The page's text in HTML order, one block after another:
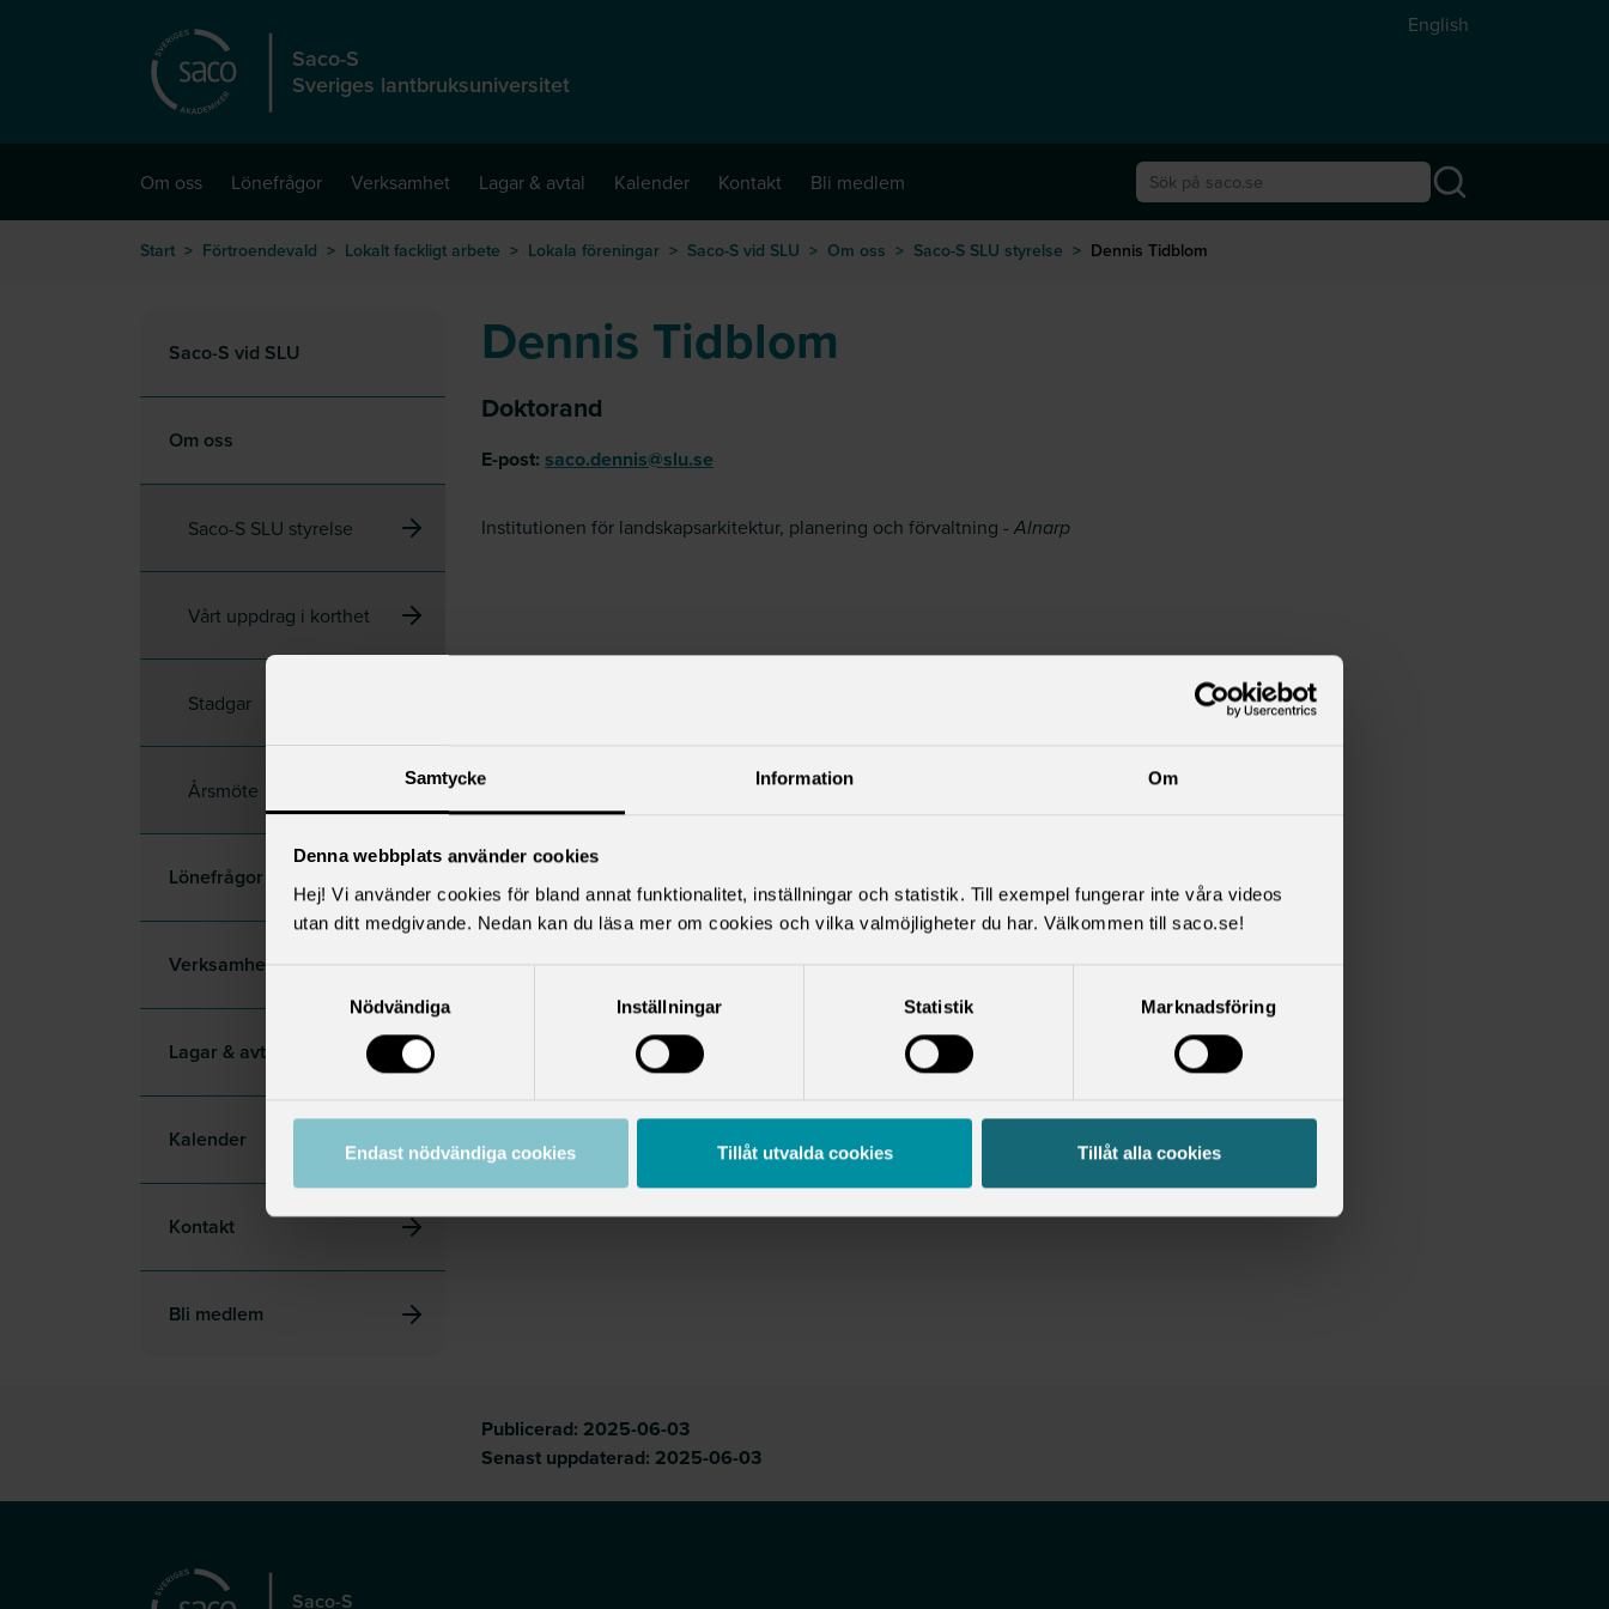
Samtycke Information Om
Denna webbplats använder cookies
Hej! Vi använder cookies för bland annat funktionalitet, inställningar och statistik. Till exempel fungerar inte våra videos
utan ditt medgivande. Nedan kan du läsa mer om cookies och vilka valmöjligheter du har. Välkommen till saco.se!
Nödvändiga
Inställningar Statistik Marknadsföring
Endast nödvändiga cookies Tillåt utvalda cookies Tillåt alla cookies
Saco-S
Sveriges lantbruksuniversitet
English
Om oss Lönefrågor Verksamhet Lagar & avtal Kalender Kontakt
Bli medlem
Start > Förtroendevald > Lokalt fackligt arbete > Lokala föreningar > Saco-S vid SLU > Om oss > Saco-S SLU styrelse > Dennis Tidblom
Saco-S vid SLU
Om oss
Saco-S SLU styrelse
Vårt uppdrag i korthet
Stadgar
Årsmöte
Lönefrågor
Verksamhet
Lagar & avtal
Kalender
Kontakt
Bli medlem
Dennis Tidblom
Doktorand
E-post: saco.dennis@slu.se
Institutionen för landskapsarkitektur, planering och förvaltning -Alnarp
Publicerad: 2025-06-03
Senast uppdaterad: 2025-06-03
Saco-S